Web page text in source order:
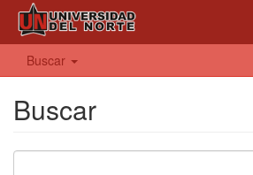
Buscar
Buscar